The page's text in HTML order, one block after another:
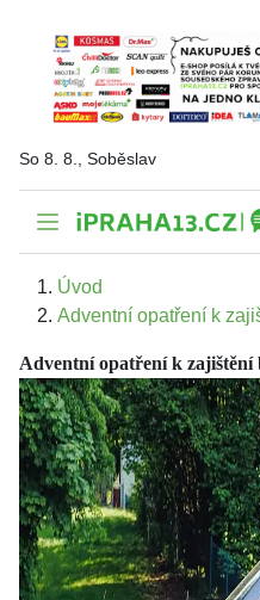
So 8. 8., Soběslav
Úvod
Adventní opatření k
Adventní opatření k zajištění